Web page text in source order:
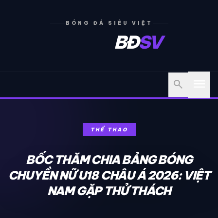
BÓNG ĐÁ SIÊU VIỆT
BĐSV
search
THỂ THAO
BỐC THĂM CHIA BẢNG BÓNG
CHUYỀN NỮ U18 CHÂU Á 2026: VIỆT
NAM GẶP THỬ THÁCH